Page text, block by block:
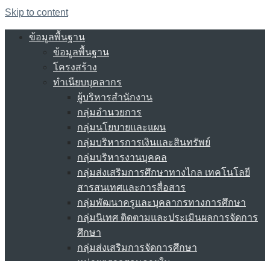
Skip to content
ข้อมูลพื้นฐาน
ข้อมูลพื้นฐาน
โครงสร้าง
ทำเนียบบุคลากร
ผู้บริหารสำนักงาน
กลุ่มอำนวยการ
กลุ่มนโยบายและแผน
กลุ่มบริหารการเงินและสินทรัพย์
กลุ่มบริหารงานบุคคล
กลุ่มส่งเสริมการศึกษาทางไกล เทคโนโลยี
สารสนเทศและการสื่อสาร
กลุ่มพัฒนาครูและบุคลากรทางการศึกษา
กลุ่มนิเทศ ติดตามและประเมินผลการจัดการ
ศึกษา
กลุ่มส่งเสริมการจัดการศึกษา